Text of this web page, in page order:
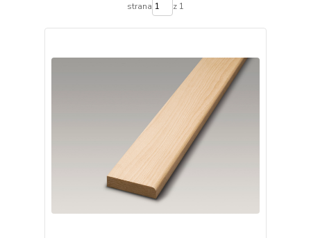
strana z 1